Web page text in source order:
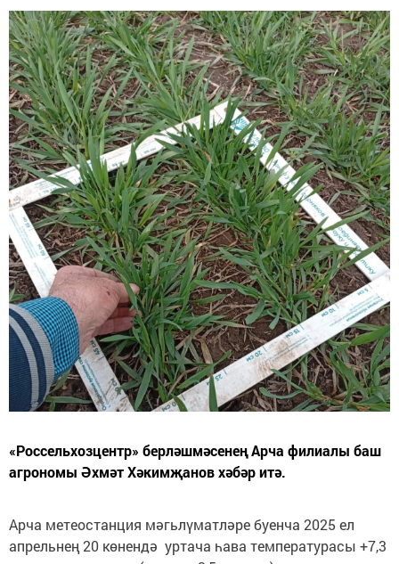
«Россельхозцентр» берләшмәсенең Арча филиалы баш
агрономы Әхмәт Хәкимҗанов хәбәр итә.
Арча метеостанция мәгьлүматләре буенча 2025 ел
апрельнең 20 көнендә уртача һава температурасы +7,3